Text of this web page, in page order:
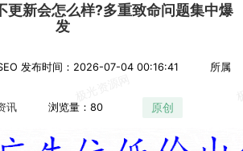
更新会怎么样?多重致命问题集中爆
发
发布时间：2026-07-04 00:16:41 所属
讯 浏览量：80 原创